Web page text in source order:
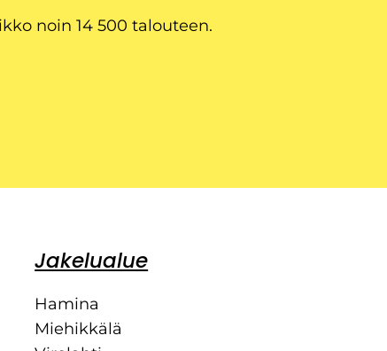
noin 14 500 talouteen.
Jakelualue
Hamina
Miehikkälä